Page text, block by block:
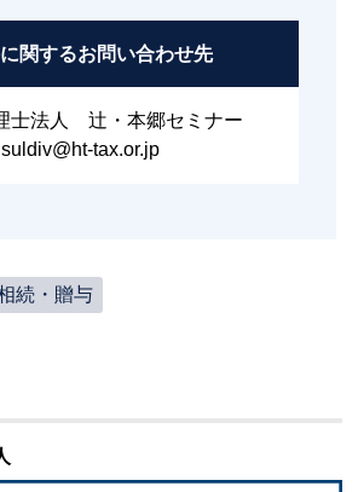
関するお問い合わせ先
士法人 辻・本郷セミナー
tax.or.jp
続・贈与